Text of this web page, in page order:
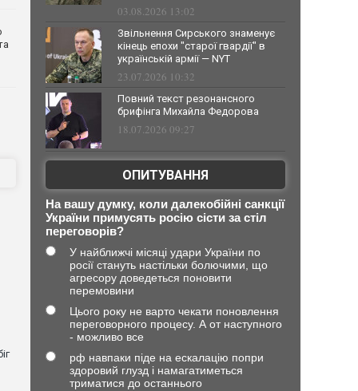
03.08.2026 13:02
Звільнення Сирського знаменує
кінець епохи "старої гвардії" в
українській армії — NYT
23.07.2026 10:32
Повний текст резонансного
брифінга Михайла Федорова
18.07.2026 09:27
ОПИТУВАННЯ
На вашу думку, коли далекобійні санкції
України примусять росію сісти за стіл
переговорів?
У найближчі місяці удари України по
росії стануть настільки болючими, що
агресору доведеться поновити
перемовини
Цього року не варто чекати поновлення
переговорного процесу. А от наступного
- можливо все
рф навпаки піде на ескалацію попри
здоровий глузд і намагатиметься
триматися до останнього